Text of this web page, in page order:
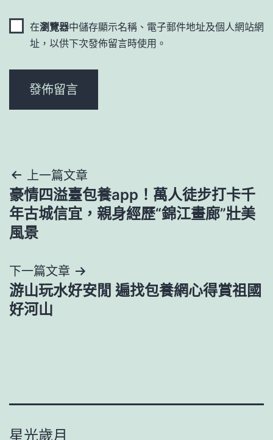
在瀏覽器中儲存顯示名稱、電子郵件地址及個人網站網
址，以供下次發佈留言時使用。
文
章
導
覽
上一篇文章
豪情四溢臺包養app！萬人徒步打卡千
年古城信宜，親身經歷“錦江畫廊”壯美
風景
下一篇文章
游山玩水好安閒 ​遍找包養網心得賞祖國
好河山
星光歲月